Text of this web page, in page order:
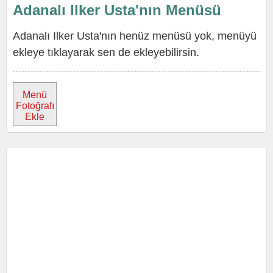
Adanalı Ilker Usta'nın Menüsü
Adanalı Ilker Usta'nın henüz menüsü yok, menüyü
ekleye tıklayarak sen de ekleyebilirsin.
Menü
Fotoğrafı
Ekle